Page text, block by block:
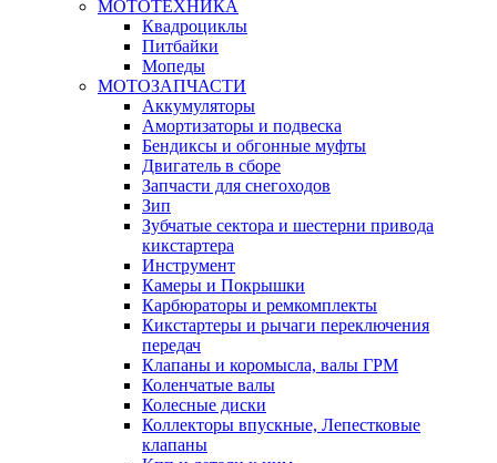
МОТОТЕХНИКА
Квадроциклы
Питбайки
Мопеды
МОТОЗАПЧАСТИ
Аккумуляторы
Амортизаторы и подвеска
Бендиксы и обгонные муфты
Двигатель в сборе
Запчасти для снегоходов
Зип
Зубчатые сектора и шестерни привода
кикстартера
Инструмент
Камеры и Покрышки
Карбюраторы и ремкомплекты
Кикстартеры и рычаги переключения
передач
Клапаны и коромысла, валы ГРМ
Коленчатые валы
Колесные диски
Коллекторы впускные, Лепестковые
клапаны